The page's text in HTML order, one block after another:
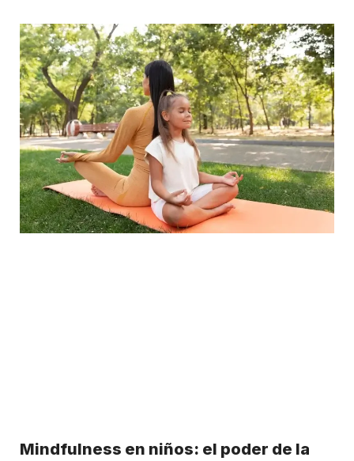
Mindfulness en niños: el poder de la